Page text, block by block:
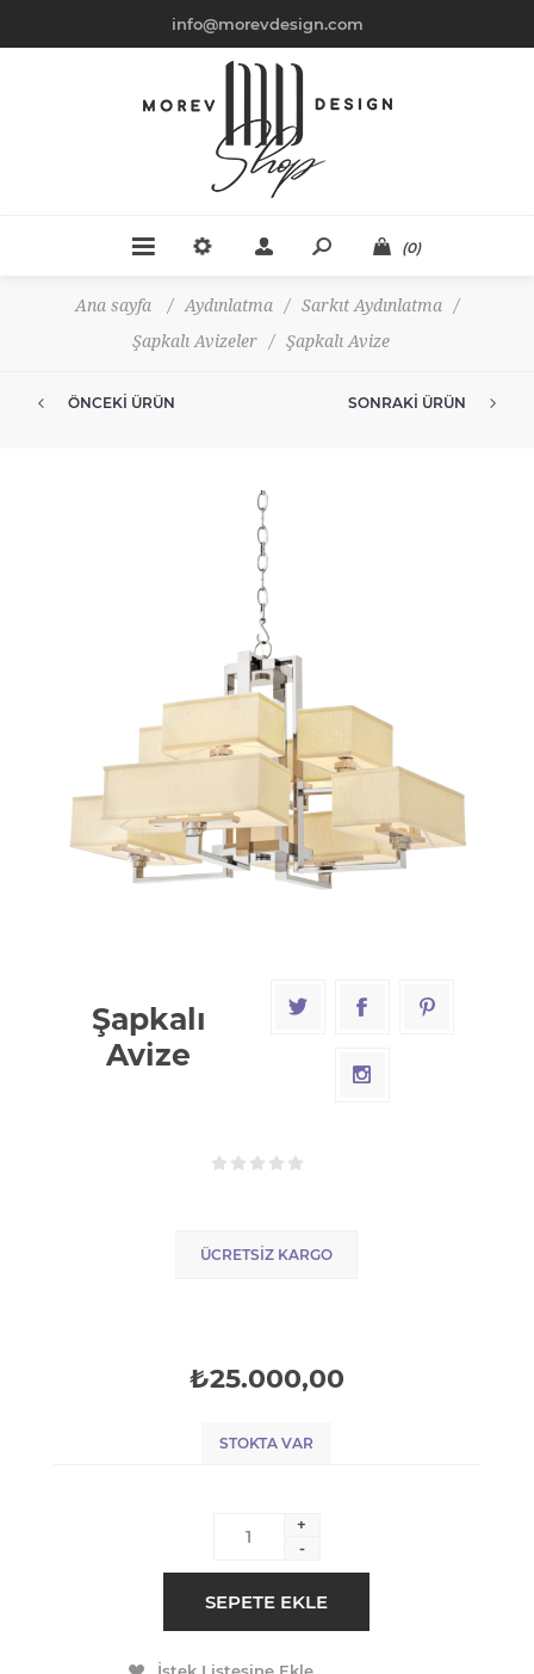
info@morevdesign.com
(0)
Ana sayfa / Aydınlatma / Sarkıt Aydınlatma
/
Şapkalı Avizeler
/ Şapkalı Avize
ÖNCEKI ÜRÜN SONRAKI ÜRÜN
Şapkalı
Avize
ÜCRETSIZ KARGO
₺25.000,00
STOKTA VAR
+
-